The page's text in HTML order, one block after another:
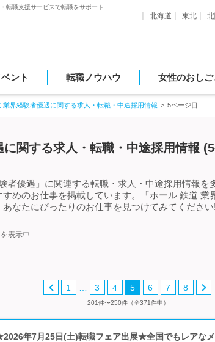
転職支援サービスで転職をサポート
北海道 東北
ント 転職ノウハウ 女性のおしご
業界経験者優遇に関する求人・転職・中途採用情報 5ページ目
関する求人・転職・中途採用情報
者優遇」に関連する転職・求人・中途採用情報
めのお仕事を掲載しています。「ホール 鉄道
なたにぴったりのお仕事を見つけてみてください!
表示中
1 3 4 5 6 7 8
201件〜250件（全371件中）
年7月25日(土)転職フェア出展★全国でもレアなメ